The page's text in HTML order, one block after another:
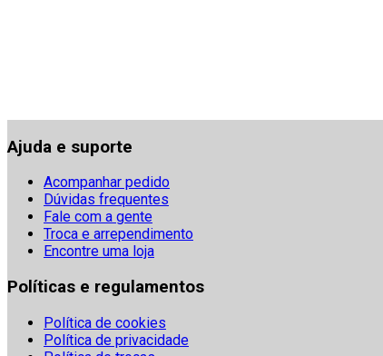
Ajuda e suporte
Acompanhar pedido
Dúvidas frequentes
Fale com a gente
Troca e arrependimento
Encontre uma loja
Políticas e regulamentos
Política de cookies
Política de privacidade